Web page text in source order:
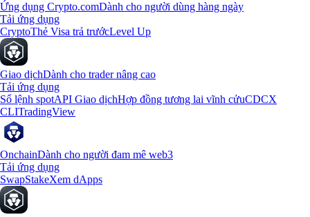
Ứng dụng Crypto.comDành cho người dùng hàng ngày
Tải ứng dụng
CryptoThẻ Visa trả trướcLevel Up
Giao dịchDành cho trader nâng cao
Tải ứng dụng
Sổ lệnh spotAPI Giao dịchHợp đồng tương lai vĩnh cửuCDCX
CLITradingView
OnchainDành cho người đam mê web3
Tải ứng dụng
SwapStakeXem dApps